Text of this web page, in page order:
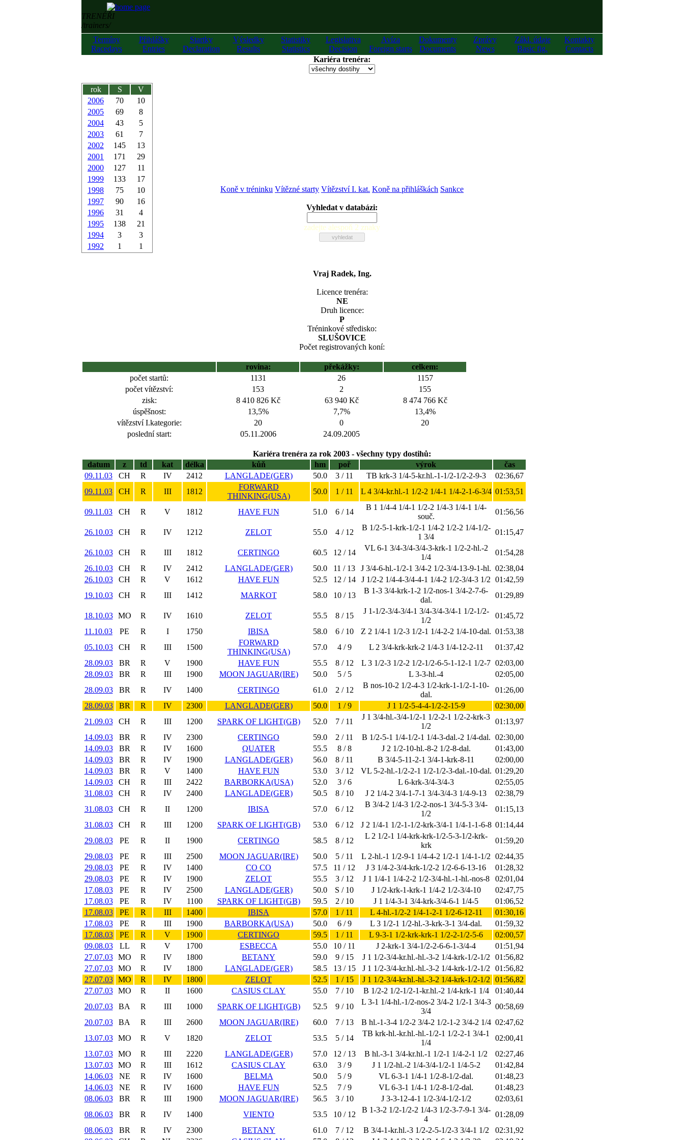
TRENÉŘI
/trainers/
Termíny
Racedays
Přihlášky
Entries
Startky
Declaration
Výsledky
Results
Statistiky
Statistics
Legislativa
Decision
Avíza
Foreign starts
Dokumenty
Documents
Zprávy
News
Zákl. údaje
Basic fig.
Kontakty
Contacts
Kariéra trenéra:
rok S
V
2006
70
10
2005
69
8
2004
43
5
2003
61
7
2002
145
13
2001
171
29
2000
127
11
1999
133
17
1998
75
10
1997
90
16
1996
31
4
1995
138
21
1994
3
3
1992
1 1
Koně v tréninku Vítězné starty Vítězství I. kat. Koně na přihláškách Sankce
Vyhledat v databázi:
zadejte alespoň 2 znaky
Vraj Radek, Ing.
Licence trenéra:
NE
Druh licence:
P
Tréninkové středisko:
SLUŠOVICE
Počet registrovaných koní:
rovina: překážky:
celkem:
počet startů:
1131 26
1157
počet vítězství:
153 2
155
zisk:
8 410 826 Kč 63 940 Kč
8 474 766 Kč
úspěšnost:
13,5% 7,7%
13,4%
vítězství I.kategorie:
20 0
20
poslední start:
05.11.2006 24.09.2005
Kariéra trenéra za rok 2003 - všechny typy dostihů:
datum
z td kat délka kůň hm poř výrok
čas
09.11.03
CH R IV 2412 LANGLADE(GER) 50.0 3 / 11 TB krk-3 1/4-5-kr.hl.-1-1/2-1/2-2-9-3
02:36,67
09.11.03
CH R III 1812
FORWARD
THINKING(USA)
50.0 1 / 11 L 4 3/4-kr.hl.-1 1/2-2 1/4-1 1/4-2-1-6-3/4 01:53,51
09.11.03 CH R V 1812 HAVE FUN 51.0 6 / 14
B 1 1/4-4 1/4-1 1/2-2 1/4-3 1/4-1 1/4-
souč.
01:56,56
26.10.03 CH R IV 1212 ZELOT 55.0 4 / 12
B 1/2-5-1-krk-1/2-1 1/4-2 1/2-2 1/4-1/2-
1 3/4
01:15,47
26.10.03 CH R III 1812 CERTINGO 60.5 12 / 14
VL 6-1 3/4-3/4-3/4-3-krk-1 1/2-2-hl.-2
1/4
01:54,28
26.10.03
CH R IV 2412 LANGLADE(GER) 50.0 11 / 13 J 3/4-6-hl.-1/2-1 3/4-2 1/2-3/4-13-9-1-hl. 02:38,04
26.10.03
CH R V 1612 HAVE FUN 52.5 12 / 14 J 1/2-2 1/4-4-3/4-4-1 1/4-2 1/2-3/4-3 1/2 01:42,59
19.10.03
CH R III 1412 MARKOT 58.0 10 / 13
B 1-3 3/4-krk-1-2 1/2-nos-1 3/4-2-7-6-
dal.
01:29,89
18.10.03 MO R IV 1610 ZELOT 55.5 8 / 15
J 1-1/2-3/4-3/4-1 3/4-3/4-3/4-1 1/2-1/2-
1/2
01:45,72
11.10.03
PE R I 1750 IBISA 58.0 6 / 10 Z 2 1/4-1 1/2-3 1/2-1 1/4-2-2 1/4-10-dal. 01:53,38
05.10.03
CH R III 1500
FORWARD
THINKING(USA)
57.0 4 / 9 L 2 3/4-krk-krk-2 1/4-3 1/4-12-2-11
01:37,42
28.09.03
BR R V 1900 HAVE FUN 55.5 8 / 12 L 3 1/2-3 1/2-2 1/2-1/2-6-5-1-12-1 1/2-7 02:03,00
28.09.03
BR R III 1900 MOON JAGUAR(IRE) 50.0 5 / 5 L 3-3-hl.-4
02:05,00
28.09.03
BR R IV 1400 CERTINGO 61.0 2 / 12
B nos-10-2 1/2-4-3 1/2-krk-1-1/2-1-10-
dal.
01:26,00
28.09.03
BR R IV 2300 LANGLADE(GER) 50.0 1 / 9 J 1 1/2-5-4-4-1/2-2-15-9
02:30,00
21.09.03
CH R III 1200 SPARK OF LIGHT(GB) 52.0 7 / 11
J 1 3/4-hl.-3/4-1/2-1 1/2-2-1 1/2-2-krk-3
1/2
01:13,97
14.09.03
BR R IV 2300 CERTINGO 59.0 2 / 11 B 1/2-5-1 1/4-1/2-1 1/4-3-dal.-2 1/4-dal. 02:30,00
14.09.03
BR R IV 1600 QUATER 55.5 8 / 8 J 2 1/2-10-hl.-8-2 1/2-8-dal.
01:43,00
14.09.03
BR R IV 1900 LANGLADE(GER) 56.0 8 / 11 B 3/4-5-11-2-1 3/4-1-krk-8-11
02:00,00
14.09.03
BR R V 1400 HAVE FUN 53.0 3 / 12 VL 5-2-hl.-1/2-2-1 1/2-1/2-3-dal.-10-dal. 01:29,20
14.09.03
CH R III 2422 BARBORKA(USA) 52.0 3 / 6 L 6-krk-3/4-3/4-3
02:55,05
31.08.03
CH R IV 2400 LANGLADE(GER) 50.5 8 / 10 J 2 1/4-2 3/4-1-7-1 3/4-3/4-3 1/4-9-13
02:38,79
31.08.03
CH R II 1200 IBISA 57.0 6 / 12
B 3/4-2 1/4-3 1/2-2-nos-1 3/4-5-3 3/4-
1/2
01:15,13
31.08.03
CH R III 1200 SPARK OF LIGHT(GB) 53.0 6 / 12 J 2 1/4-1 1/2-1-1/2-krk-3/4-1 1/4-1-1-6-8 01:14,44
29.08.03
PE R II 1900 CERTINGO 58.5 8 / 12
L 2 1/2-1 1/4-krk-krk-1/2-5-3-1/2-krk-
krk
01:59,20
29.08.03
PE R III 2500 MOON JAGUAR(IRE) 50.0 5 / 11 L 2-hl.-1 1/2-9-1 1/4-4-2 1/2-1 1/4-1-1/2 02:44,35
29.08.03
PE R IV 1400 CO CO 57.5 11 / 12 J 3 1/4-2-3/4-krk-1/2-2 1/2-6-6-13-16
01:28,32
29.08.03
PE R IV 1900 ZELOT 55.5 3 / 12 J 1 1/4-1 1/4-2-2 1/2-3/4-hl.-1-hl.-nos-8
02:01,04
17.08.03
PE R IV 2500 LANGLADE(GER) 50.0 S / 10 J 1/2-krk-1-krk-1 1/4-2 1/2-3/4-10
02:47,75
17.08.03
PE R IV 1100 SPARK OF LIGHT(GB) 59.5 2 / 10 J 1 1/4-3-1 3/4-krk-3/4-6-1 1/4-5
01:06,52
17.08.03
PE R III 1400 IBISA 57.0 1 / 11 L 4-hl.-1/2-2 1/4-1-2-1 1/2-6-12-11
01:30,16
17.08.03
PE R III 1900 BARBORKA(USA) 50.0 6 / 9 L 3 1/2-1 1/2-hl.-3-krk-3-1 3/4-dal.
01:59,32
17.08.03
PE R V 1900 CERTINGO 59.5 1 / 11 L 9-3-1 1/2-krk-krk-1 1/2-2-1/2-5-6
02:00,57
09.08.03
LL R V 1700 ESBECCA 55.0 10 / 11 J 2-krk-1 3/4-1/2-2-6-6-1-3/4-4
01:51,94
27.07.03
MO R IV 1800 BETANY 59.0 9 / 15 J 1 1/2-3/4-kr.hl.-hl.-3-2 1/4-krk-1/2-1/2
01:56,82
27.07.03
MO R IV 1800 LANGLADE(GER) 58.5 13 / 15 J 1 1/2-3/4-kr.hl.-hl.-3-2 1/4-krk-1/2-1/2
01:56,82
27.07.03
MO R IV 1800 ZELOT 52.5 1 / 15 J 1 1/2-3/4-kr.hl.-hl.-3-2 1/4-krk-1/2-1/2
01:56,82
27.07.03
MO R II 1600 CASIUS CLAY 55.0 7 / 10 B 1/2-2 1/2-1/2-1-kr.hl.-2 1/4-krk-1 1/4
01:40,44
20.07.03
BA R III 1000 SPARK OF LIGHT(GB) 52.5 9 / 10
L 3-1 1/4-hl.-1/2-nos-2 3/4-2 1/2-1 3/4-3
3/4
00:58,69
20.07.03
BA R III 2600 MOON JAGUAR(IRE) 60.0 7 / 13 B hl.-1-3-4 1/2-2 3/4-2 1/2-1-2 3/4-2 1/4 02:47,62
13.07.03
MO R V 1820 ZELOT 53.5 5 / 14
TB krk-hl.-kr.hl.-hl.-1/2-1 1/2-2-1 3/4-1
1/4
02:00,41
13.07.03
MO R III 2220 LANGLADE(GER) 57.0 12 / 13 B hl.-3-1 3/4-kr.hl.-1 1/2-1 1/4-2-1 1/2
02:27,46
13.07.03
MO R III 1612 CASIUS CLAY 63.0 3 / 9 J 1 1/2-hl.-2 1/4-3/4-1/2-1 1/4-5-2
01:42,84
14.06.03
NE R IV 1600 BELMA 50.0 5 / 9 VL 6-3-1 1/4-1 1/2-8-1/2-dal.
01:48,23
14.06.03
NE R IV 1600 HAVE FUN 52.5 7 / 9 VL 6-3-1 1/4-1 1/2-8-1/2-dal.
01:48,23
08.06.03
BR R III 1900 MOON JAGUAR(IRE) 56.5 3 / 10 J 3-3-12-4-1 1/2-3/4-1/2-1/2
02:03,61
08.06.03
BR R IV 1400 VIENTO 53.5 10 / 12
B 1-3-2 1/2-1/2-2 1/4-3 1/2-3-7-9-1 3/4-
4
01:28,09
08.06.03
BR R IV 2300 BETANY 61.0 7 / 12 B 3/4-1-kr.hl.-3 1/2-2-5-1/2-3 3/4-1 1/2
02:31,92